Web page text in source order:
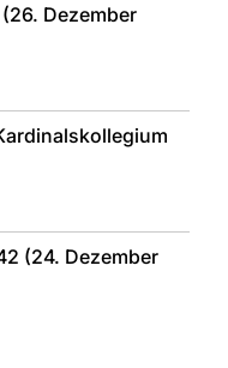
Dezember
(24. Dezember